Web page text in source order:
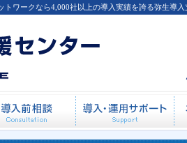
年8月29日
トワークなら4,000社以上の導入実績を誇る弥生導
導入前相談 導